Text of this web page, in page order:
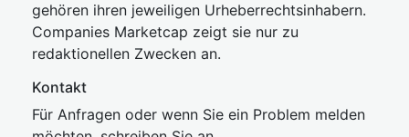
gehören ihren jeweiligen Urheberrechtsinhabern.
Companies Marketcap zeigt sie nur zu
redaktionellen Zwecken an.
Kontakt
Für Anfragen oder wenn Sie ein Problem melden